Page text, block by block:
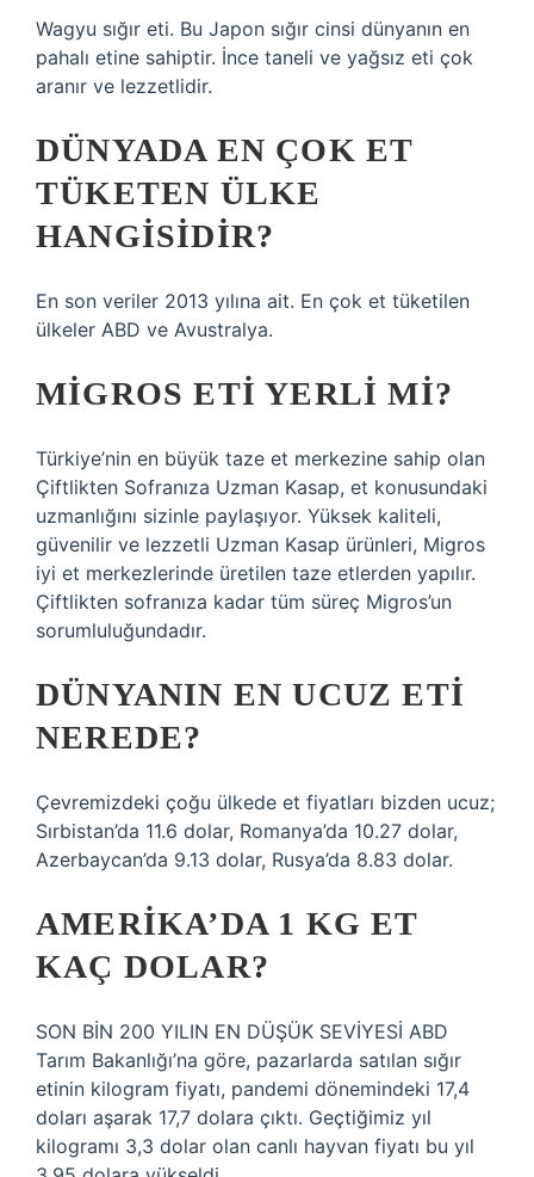
Wagyu sığır eti. Bu Japon sığır cinsi dünyanın en
pahalı etine sahiptir. İnce taneli ve yağsız eti çok
aranır ve lezzetlidir.
DÜNYADA EN ÇOK ET
TÜKETEN ÜLKE
HANGISIDIR?
En son veriler 2013 yılına ait. En çok et tüketilen
ülkeler ABD ve Avustralya.
MIGROS ETI YERLI MI?
Türkiye’nin en büyük taze et merkezine sahip olan
Çiftlikten Sofranıza Uzman Kasap, et konusundaki
uzmanlığını sizinle paylaşıyor. Yüksek kaliteli,
güvenilir ve lezzetli Uzman Kasap ürünleri, Migros
iyi et merkezlerinde üretilen taze etlerden yapılır.
Çiftlikten sofranıza kadar tüm süreç Migros’un
sorumluluğundadır.
DÜNYANIN EN UCUZ ETI
NEREDE?
Çevremizdeki çoğu ülkede et fiyatları bizden ucuz;
Sırbistan’da 11.6 dolar, Romanya’da 10.27 dolar,
Azerbaycan’da 9.13 dolar, Rusya’da 8.83 dolar.
AMERIKA’DA 1 KG ET
KAÇ DOLAR?
SON BİN 200 YILIN EN DÜŞÜK SEVİYESİ ABD
Tarım Bakanlığı’na göre, pazarlarda satılan sığır
etinin kilogram fiyatı, pandemi dönemindeki 17,4
doları aşarak 17,7 dolara çıktı. Geçtiğimiz yıl
kilogramı 3,3 dolar olan canlı hayvan fiyatı bu yıl